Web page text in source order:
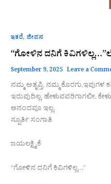
ಇತರೆ, ಜೀವನ
“ಗೋಳಿನ ದನಿಗೆ
September 9, 2025 Leave a
ನಮ್ಮ ಅತೃಪ್ತಿ, ನಮ್ಮ ಕೊರಗು,ಇವುಗಳ
ಇರುವುದಿಲ್ಲ. ಹೇಳುವವರಿಗಾಗಲೀ,
ಆನಂದವೂ ಇಲ್ಲ.
ಸ್ಪೂರ್ತಿ ಸಂಗಾತಿ
ಜಯಲಕ್ಷ್ಮಿ.ಕೆ
“ಗೋಳಿನ ದನಿಗೆ ಕಿವಿಗಳಿಲ್ಲ…”